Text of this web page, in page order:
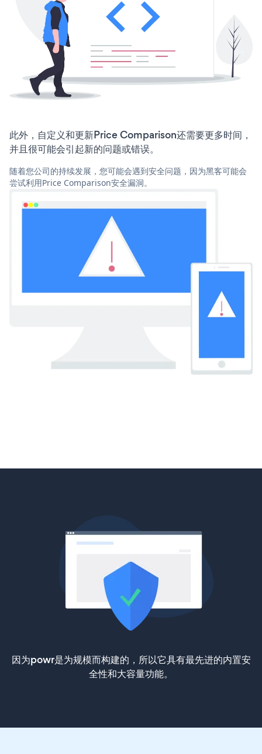
此外，自定义和更新Price Comparison还需要更多时间，
并且很可能会引起新的问题或错误。
随着您公司的持续发展，您可能会遇到安全问题，因为黑客可能会
尝试利用Price Comparison安全漏洞。
因为powr是为规模而构建的，所以它具有最先进的内置安
全性和大容量功能。